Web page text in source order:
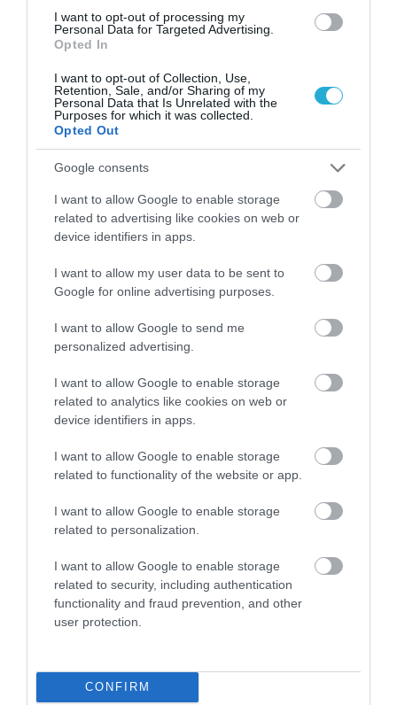
I want to opt-out of processing my
Personal Data for Targeted Advertising.
Opted In
I want to opt-out of Collection, Use,
Retention, Sale, and/or Sharing of my
Personal Data that Is Unrelated with the
Purposes for which it was collected.
Opted Out
Google consents
I want to allow Google to enable storage
related to advertising like cookies on web or
device identifiers in apps.
I want to allow my user data to be sent to
Google for online advertising purposes.
I want to allow Google to send me
personalized advertising.
I want to allow Google to enable storage
related to analytics like cookies on web or
device identifiers in apps.
I want to allow Google to enable storage
related to functionality of the website or app.
I want to allow Google to enable storage
related to personalization.
I want to allow Google to enable storage
related to security, including authentication
functionality and fraud prevention, and other
user protection.
CONFIRM
ΨΥΧΟΛΟΓΙΑ
Έρευνα δείχνει ότι το ξενύχτι νικά την
κατάθλιψη
Νέα έρευνα που βρίσκεται σε πολύ πρώιμο στάδιο έδειξε ότι
το να μένουμε ξάγρυπνοι για περισσότερες από 24 ώρες
ανακουφίζει αρκετά από τα συμπτώματα της κατάθλιψης.
την τακτική αυτή πιο άμεση και πιο αποτελεσματική σε
σύγκριση με τη χρήση αντικαταθλιπτικών χαπιών, τα οποία
09.07.2014 10:37
Οι πιο αμφιλεγόμενες ιατρικές θεωρίες που
τελικά αποδείχθηκαν αληθινές
Μπορεί πολλές επιστημονικές θεωρίες να ξεπερνούν συχνά
κάθε φαντασία αλλά δεν είναι λίγες οι φορές που στο τέλος
επιστημονικούς κύκλους για δεκαετίες αλλά τελικά
επιβεβαιώθηκαν. Η ατμοσφαιρική ρύπανση προκαλεί καρκίνο
07.01.2014 18:21